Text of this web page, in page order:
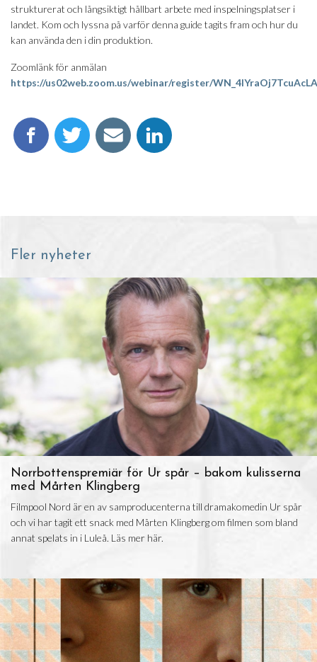
strukturerat och långsiktigt hållbart arbete med inspelningsplatser i
landet. Kom och lyssna på varför denna guide tagits fram och hur du
kan använda den i din produktion.
Zoomlänk för anmälan
https://us02web.zoom.us/webinar/register/
Fler nyheter
Norrbottenspremiär för Ur spår – bakom kulisserna
med Mårten Klingberg
Filmpool Nord är en av samproducenterna till dramakomedin Ur spår
och vi har tagit ett snack med Mårten Klingberg om filmen som bland
annat spelats in i Luleå. Läs mer här.